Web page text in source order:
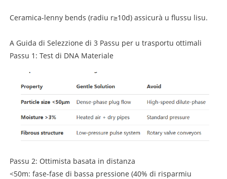
Ceramica-lenny bends (radiu r≥10d) assicurà u flussu lisu.
A Guida di Selezzione di 3 Passu per u trasportu ottimali
Passu 1: Test di DNA Materiale
Passu 2: Ottimista basata in distanza
<50m: fase-fase di bassa pressione (40% di risparmiu